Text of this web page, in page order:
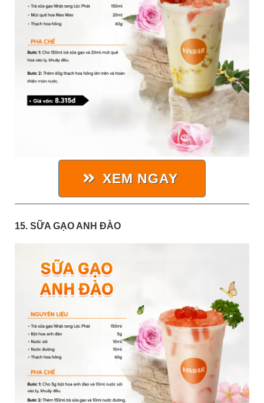
XEM NGAY
15. SỮA GẠO ANH ĐÀO